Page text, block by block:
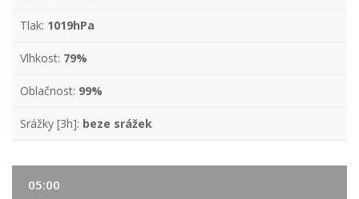
Tlak: 1019hPa
Vlhkost: 79%
Oblačnost: 99%
Srážky [3h]: beze srážek
05:00